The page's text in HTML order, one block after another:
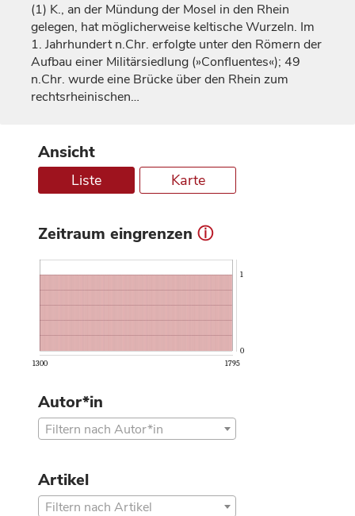
(1) K., an der Mündung der Mosel in den Rhein
gelegen, hat möglicherweise keltische Wurzeln. Im
1. Jahrhundertn.Chr. erfolgte unter den Römern der
Aufbau einer Militärsiedlung (»Confluentes«); 49
n.Chr. wurde eine Brücke über den Rhein zum
rechtsrheinischen…
Ansicht
Liste Karte
Zeitraum eingrenzen ⓘ
1300 1795
0
1
Autor*in
Filtern nach Autor*in
Artikel
Filtern nach Artikel